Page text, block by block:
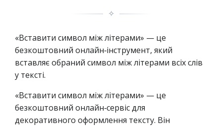
✧
«Вставити символ між літерами» — це
безкоштовний онлайн‑інструмент, який
вставляє обраний символ між літерами всіх слів
у тексті.
«Вставити символ між літерами» — це
безкоштовний онлайн‑сервіс для
декоративного оформлення тексту. Він